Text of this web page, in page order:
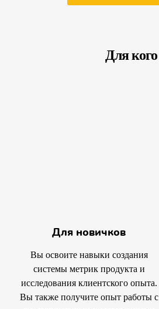
Для кого
Для новичков
Вы освоите навыки создания
системы метрик продукта и
исследования клиентского опыта.
Вы также получите опыт работы с